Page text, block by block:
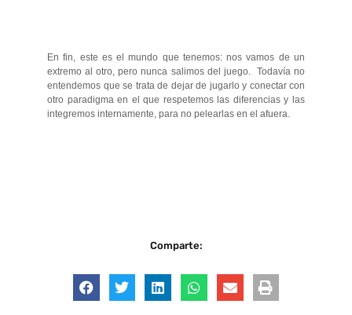
En fin, este es el mundo que tenemos: nos vamos de un
extremo al otro, pero nunca salimos del juego. Todavía no
entendemos que se trata de dejar de jugarlo y conectar con
otro paradigma en el que respetemos las diferencias y las
integremos internamente, para no pelearlas en el afuera.
Comparte: